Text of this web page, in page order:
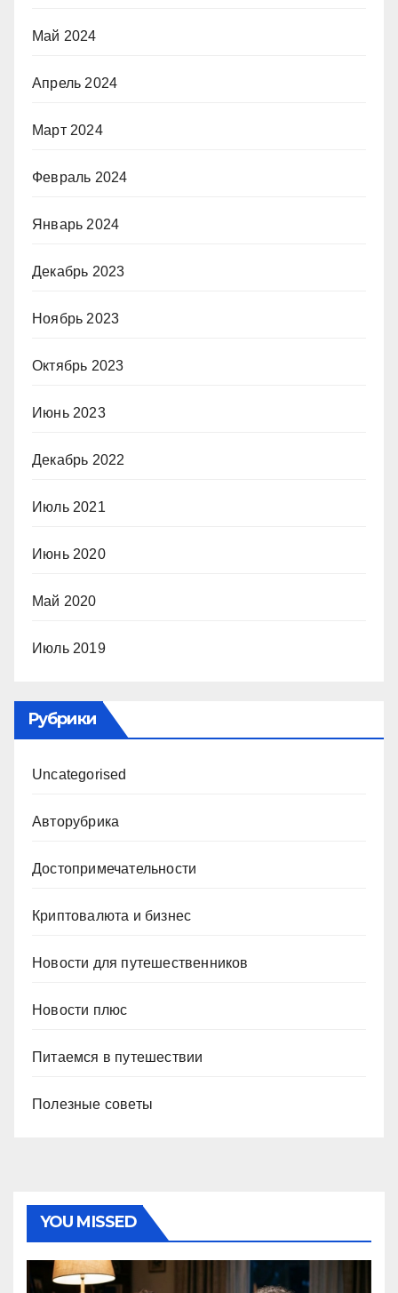
Май 2024
Апрель 2024
Март 2024
Февраль 2024
Январь 2024
Декабрь 2023
Ноябрь 2023
Октябрь 2023
Июнь 2023
Декабрь 2022
Июль 2021
Июнь 2020
Май 2020
Июль 2019
Рубрики
Uncategorised
Авторубрика
Достопримечательности
Криптовалюта и бизнес
Новости для путешественников
Новости плюс
Питаемся в путешествии
Полезные советы
YOU MISSED